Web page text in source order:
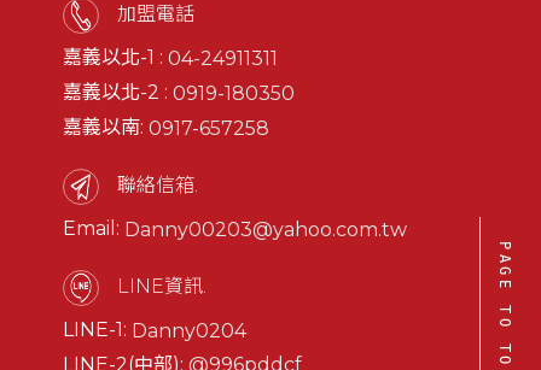
加盟電話
嘉義以北-1 :04-24911311
嘉義以北-2 :0919-180350
嘉義以南:0917-657258
聯絡信箱.
Email: Danny00203@yahoo.com.tw
LINE資訊.
LINE-1: Danny0204
LINE-2(中部):@996pddcf PAGE TO TOP